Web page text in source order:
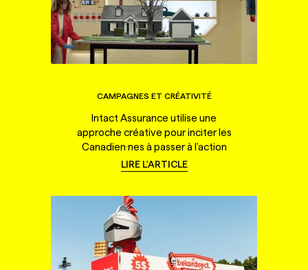
CAMPAGNES ET CRÉATIVITÉ
Intact Assurance utilise une
approche créative pour inciter les
Canadien·nes à passer à l'action
LIRE L'ARTICLE